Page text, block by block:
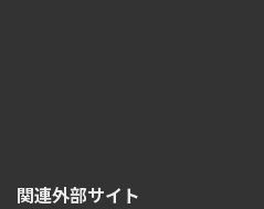
関連外部サイト